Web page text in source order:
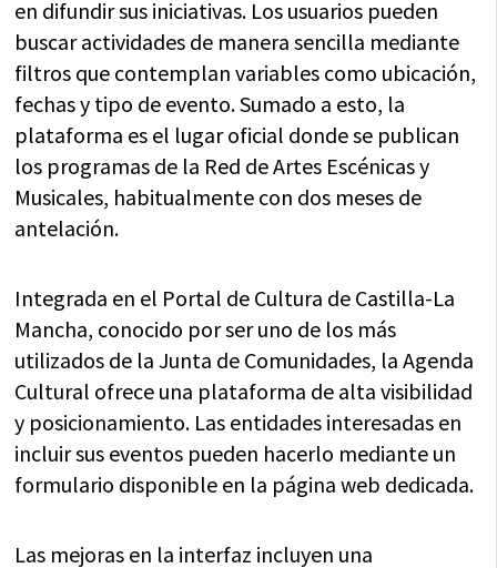
en difundir sus iniciativas. Los usuarios pueden
buscar actividades de manera sencilla mediante
filtros que contemplan variables como ubicación,
fechas y tipo de evento. Sumado a esto, la
plataforma es el lugar oficial donde se publican
los programas de la Red de Artes Escénicas y
Musicales, habitualmente con dos meses de
antelación.
Integrada en el Portal de Cultura de Castilla-La
Mancha, conocido por ser uno de los más
utilizados de la Junta de Comunidades, la Agenda
Cultural ofrece una plataforma de alta visibilidad
y posicionamiento. Las entidades interesadas en
incluir sus eventos pueden hacerlo mediante un
formulario disponible en la página web dedicada.
Las mejoras en la interfaz incluyen una